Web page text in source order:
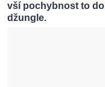
vší pochybnost to
džungle.